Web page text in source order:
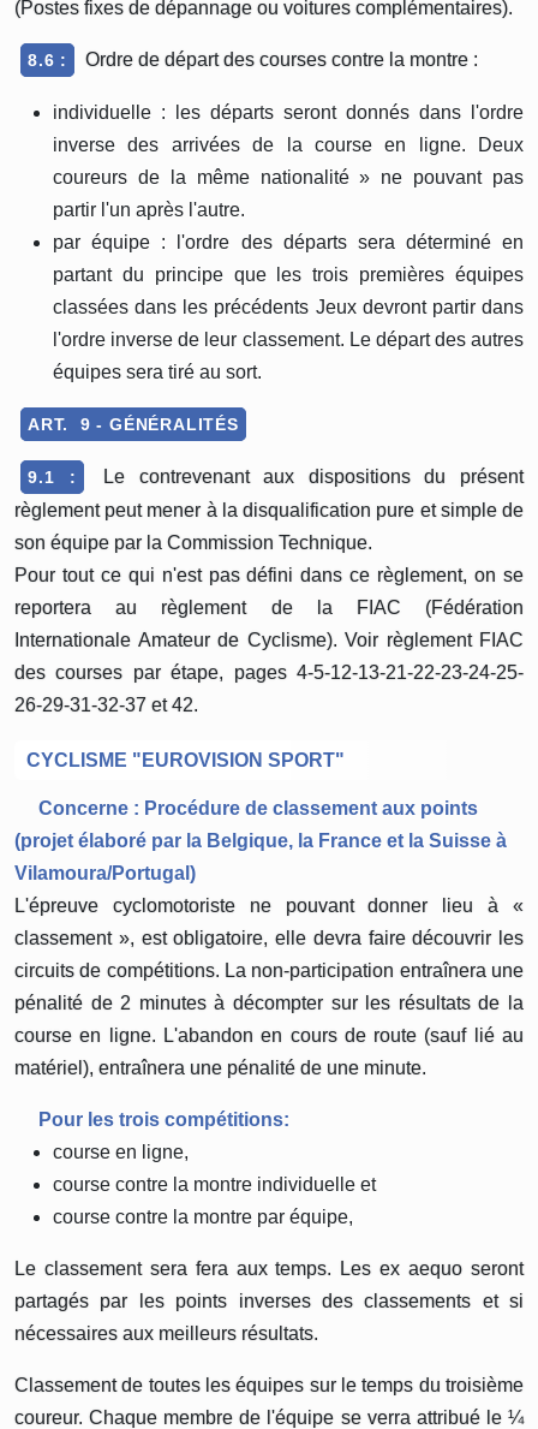
(Postes fixes de dépannage ou voitures complémentaires).
8.6 : Ordre de départ des courses contre la montre :
individuelle : les départs seront donnés dans l'ordre
inverse des arrivées de la course en ligne. Deux
coureurs de la même nationalité » ne pouvant pas
partir l'un après l'autre.
par équipe : l'ordre des départs sera déterminé en
partant du principe que les trois premières équipes
classées dans les précédents Jeux devront partir dans
l'ordre inverse de leur classement. Le départ des autres
équipes sera tiré au sort.
ART. 9 - GÉNÉRALITÉS
9.1 :
Le contrevenant aux dispositions du présent
règlement peut mener à la disqualification pure et simple de
son équipe par la Commission Technique.
Pour tout ce qui n'est pas défini dans ce règlement, on se
reportera au règlement de la FIAC (Fédération
Internationale Amateur de Cyclisme). Voir règlement FIAC
des courses par étape, pages 4-5-12-13-21-22-23-24-25-
26-29-31-32-37 et 42.
CYCLISME "EUROVISION SPORT"
Concerne : Procédure de classement aux points
(projet élaboré par la Belgique, la France et la Suisse à
Vilamoura/Portugal)
L'épreuve cyclomotoriste ne pouvant donner lieu à «
classement », est obligatoire, elle devra faire découvrir les
circuits de compétitions. La non-participation entraînera une
pénalité de 2 minutes à décompter sur les résultats de la
course en ligne. L'abandon en cours de route (sauf lié au
matériel), entraînera une pénalité de une minute.
Pour les trois compétitions:
course en ligne,
course contre la montre individuelle et
course contre la montre par équipe,
Le classement sera fera aux temps. Les ex aequo seront
partagés par les points inverses des classements et si
nécessaires aux meilleurs résultats.
Classement de toutes les équipes sur le temps du troisième
coureur. Chaque membre de l'équipe se verra attribué le ¼